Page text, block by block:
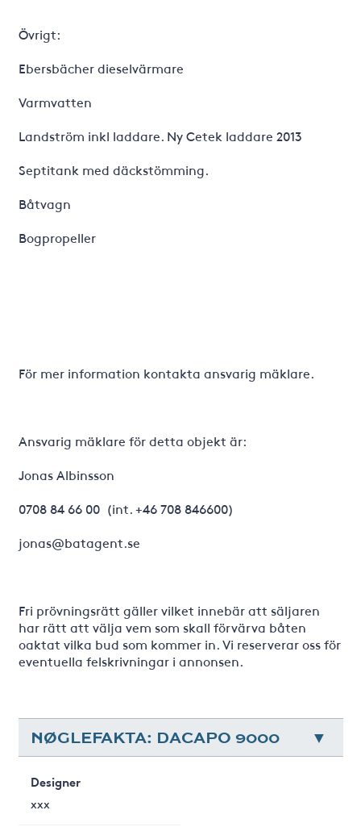
Övrigt:
Ebersbächer dieselvärmare
Varmvatten
Landström inkl laddare. Ny Cetek laddare 2013
Septitank med däckstömming.
Båtvagn
Bogpropeller
För mer information kontakta ansvarig mäklare.
Ansvarig mäklare för detta objekt är:
Jonas Albinsson
0708 84 66 00 (int. +46 708 846600)
jonas@batagent.se
Fri prövningsrätt gäller vilket innebär att säljaren
har rätt att välja vem som skall förvärva båten
oaktat vilka bud som kommer in. Vi reserverar oss för
eventuella felskrivningar i annonsen.
NØGLEFAKTA: DACAPO 9000
Designer
xxx